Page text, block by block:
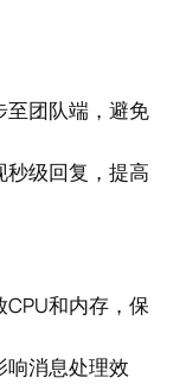
至团队端，避免
级回复，提高
和内存，保
响消息处理效